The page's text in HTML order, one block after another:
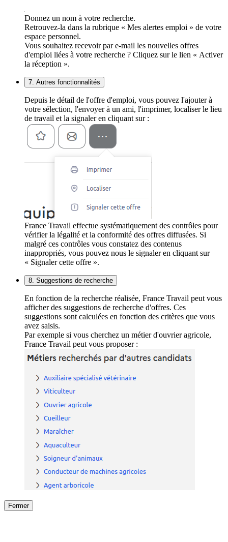
Donnez un nom à votre recherche.
Retrouvez-la dans la rubrique « Mes alertes emploi » de votre
espace personnel.
Vous souhaitez recevoir par e-mail les nouvelles offres
d'emploi liées à votre recherche ? Cliquez sur le lien « Activer
la réception ».
7. Autres fonctionnalités
Depuis le détail de l'offre d'emploi, vous pouvez l'ajouter à
votre sélection, l'envoyer à un ami, l'imprimer, localiser le lieu
de travail et la signaler en cliquant sur :
France Travail effectue systématiquement des contrôles pour
vérifier la légalité et la conformité des offres diffusées. Si
malgré ces contrôles vous constatez des contenus
inappropriés, vous pouvez nous le signaler en cliquant sur
« Signaler cette offre ».
8. Suggestions de recherche
En fonction de la recherche réalisée, France Travail peut vous
afficher des suggestions de recherche d'offres. Ces
suggestions sont calculées en fonction des critères que vous
avez saisis.
Par exemple si vous cherchez un métier d'ouvrier agricole,
France Travail peut vous proposer :
Fermer